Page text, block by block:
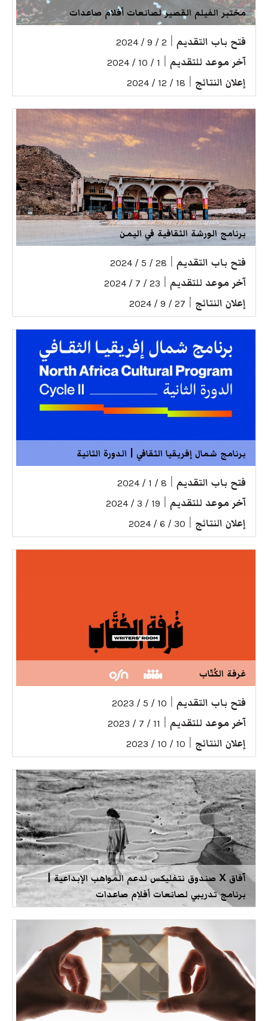
مختبر الفيلم القصير لصانعات أفلام صاعدات
فتح باب التقديم 2 / 9 / 2024
آخر موعد للتقديم 1 / 10 / 2024
إعلان النتائج 18 / 12 / 2024
برنامج الورشة الثقافية في اليمن
فتح باب التقديم 28 / 5 / 2024
آخر موعد للتقديم 23 / 7 / 2024
إعلان النتائج 27 / 9 / 2024
برنامج شمال إفريقيا الثقافي | الدورة الثانية
فتح باب التقديم 8 / 1 / 2024
آخر موعد للتقديم 19 / 3 / 2024
إعلان النتائج 30 / 6 / 2024
غرفة الكُتّاب
فتح باب التقديم 10 / 5 / 2023
آخر موعد للتقديم 11 / 7 / 2023
إعلان النتائج 10 / 10 / 2023
آفاق X صندوق نتفليكس لدعم المواهب الإبداعية |
برنامج تدريبي لصانعات أفلام صاعدات